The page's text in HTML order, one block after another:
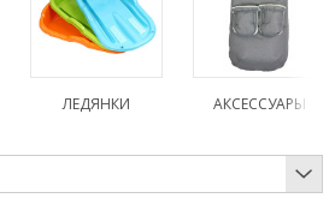
ЛЕДЯНКИ АКСЕССУАРЫ